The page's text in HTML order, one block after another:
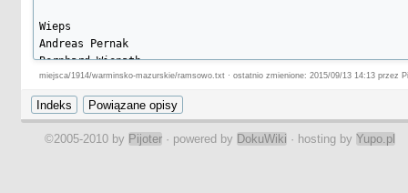
Wieps
Andreas Pernak
Bernhard Wienath
Johann Bieletzki
Leo Wischnewski I.
August Pernak
Erwin Katzmann
miejsca/1914/warminsko-mazurskie/ramsowo.txt · ostatnio zmienione: 2015/09/13 14:13 przez
©2005-2010 by Pijoter · powered by DokuWiki · hosting by Yupo.pl